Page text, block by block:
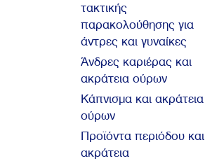
τακτικής
παρακολούθησης για
άντρες και γυναίκες
Άνδρες καριέρας και
ακράτεια ούρων
Κάπνισμα και ακράτεια
ούρων
Προϊόντα περιόδου και
ακράτεια